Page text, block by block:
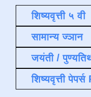
शिष्यवृत्ती ५ वी
सामान्य ज्ञान
जयंती /
शिष्यवृत्ती